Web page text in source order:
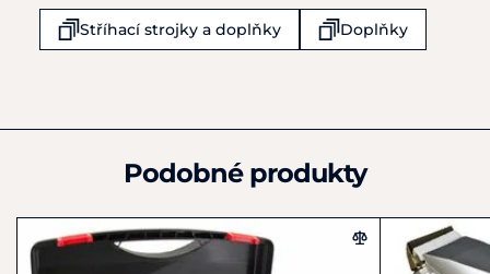
Industrieweg 8
Herzogenbuchsee
info@heiniger.com
Stříhací strojky a doplňky Doplňky
Podobné produkty